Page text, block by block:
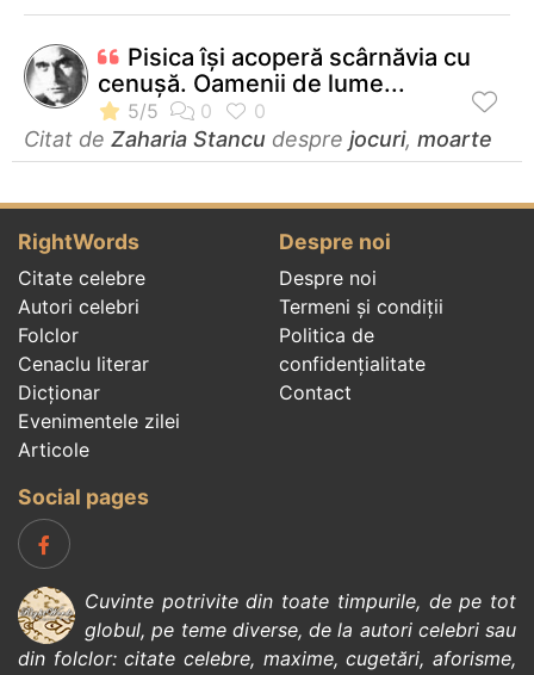
Pisica îşi acoperă scârnăvia cu
cenuşă. Oamenii de lume...
Citat de Zaharia Stancu despre jocuri, moarte
RightWords
Citate celebre
Autori celebri
Folclor
Cenaclu literar
Dicționar
Evenimentele zilei
Articole
Despre noi
Despre noi
Termeni și condiții
Politica de
confidenţialitate
Contact
Social pages
Cuvinte potrivite din toate timpurile, de pe tot
globul, pe teme diverse, de la autori celebrisau
din folclor:citate celebre, maxime,cugetări,aforisme,